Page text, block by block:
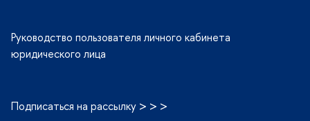
Руководство пользователя личного кабинета
юридического лица
Подписаться на рассылку > > >